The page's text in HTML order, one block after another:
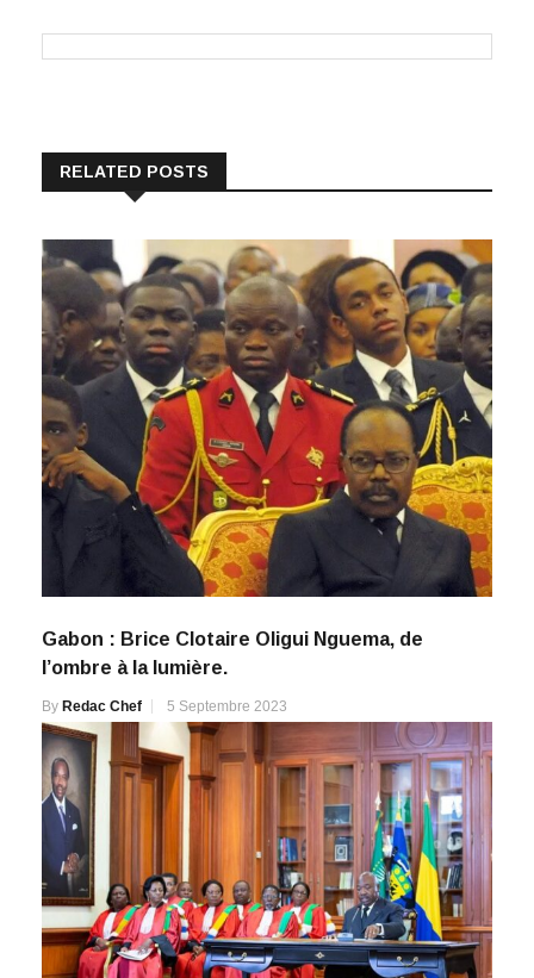
RELATED POSTS
Gabon : Brice Clotaire Oligui Nguema, de
l’ombre à la lumière.
By Redac Chef 5 Septembre 2023